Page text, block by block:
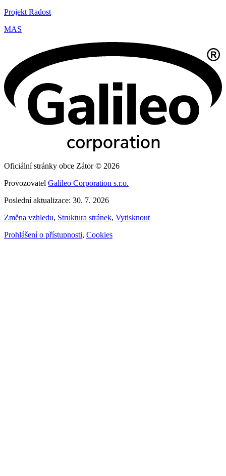
Projekt Radost
MAS
Oficiální stránky obce Zátor © 2026
Provozovatel Galileo Corporation s.r.o.
Poslední aktualizace: 30. 7. 2026
Změna vzhledu, Struktura stránek, Vytisknout
Prohlášení o přístupnosti, Cookies